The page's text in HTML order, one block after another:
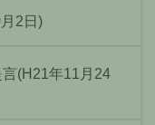
2日)
(H21年11月24